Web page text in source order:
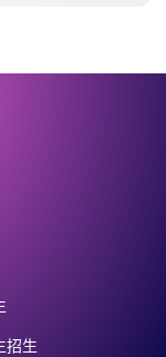
招生